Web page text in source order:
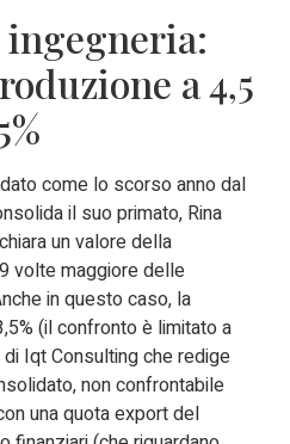
a 4,5
come lo scorso anno dal
il suo primato, Rina
un valore della
volte maggiore delle
in questo caso, la
(il confronto è limitato a
Iqt Consulting che redige
non confrontabile
una quota export del